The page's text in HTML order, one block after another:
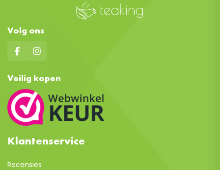
Volg ons
Veilig kopen
Klantenservice
Recensies